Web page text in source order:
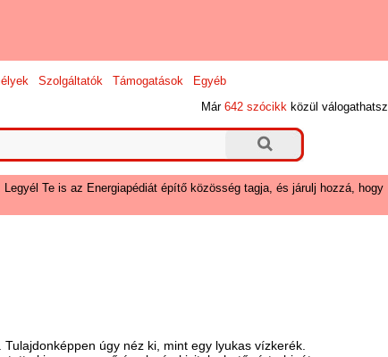
Szolgáltatók Támogatások
Egyéb
Már642 szócikk közül válogathatsz.
Te is az Energiapédiát építő közösség tagja, és járulj hozzá, hogy
úgy néz ki, mint egy lyukas vízkerék.